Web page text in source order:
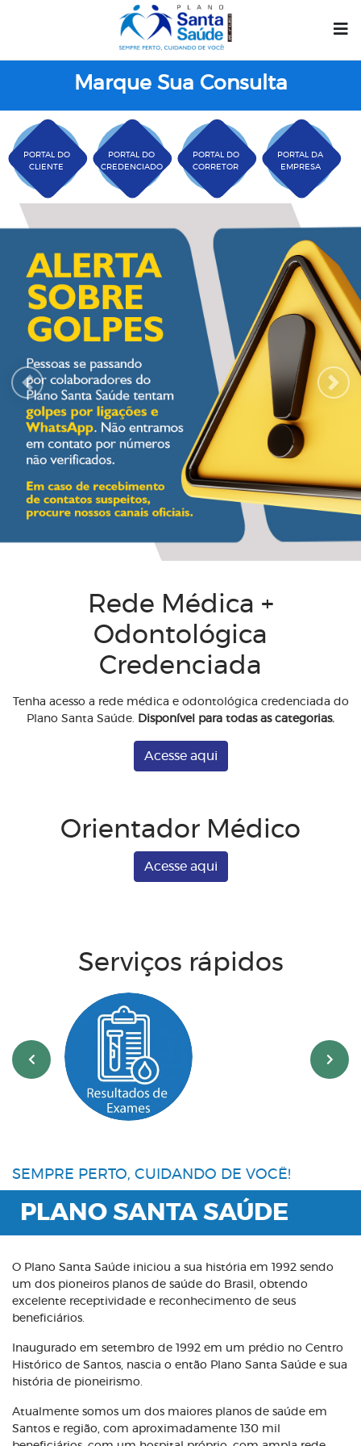
Marque Sua Consulta
PORTAL DO
CLIENTE
PORTAL DO
CREDENCIADO
PORTAL DO
CORRETOR
PORTAL DA
EMPRESA
Plano Santa Casa
Previous Next
Rede Médica +
Odontológica
Credenciada
Tenha acesso a rede médica e odontológica credenciada do
Plano Santa Saúde. Disponível para todas as categorias.
Acesse aqui
Orientador Médico
Acesse aqui
Serviços rápidos
‹ ›
SEMPRE PERTO, CUIDANDO DE VOCÊ!
PLANO SANTA SAÚDE
O Plano Santa Saúde iniciou a sua história em 1992 sendo
um dos pioneiros planos de saúde do Brasil, obtendo
excelente receptividade e reconhecimento de seus
beneficiários.
Inaugurado em setembro de 1992 em um prédio no Centro
Histórico de Santos, nascia o então Plano Santa Saúde e sua
história de pioneirismo.
Atualmente somos um dos maiores planos de saúde em
Santos e região, com aproximadamente 130 mil